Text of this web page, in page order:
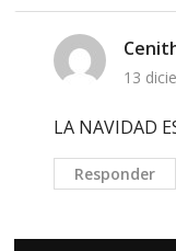
lectores
13
LA NAVIDAD
Responder